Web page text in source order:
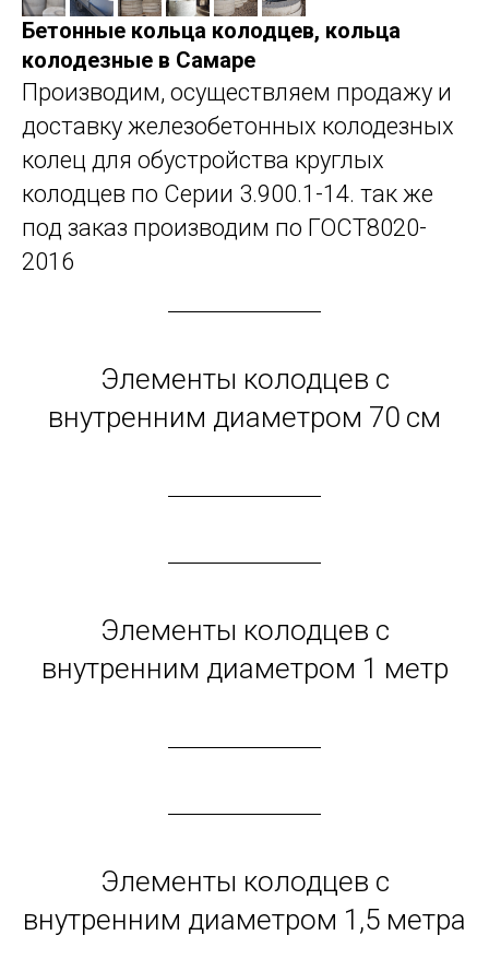
Бетонные кольца колодцев, кольца
колодезные в Самаре
Производим, осуществляем продажу и
доставку железобетонных колодезных
колец для обустройства круглых
колодцев по Серии 3.900.1-14. так же
под заказ производим по ГОСТ8020-
2016
Элементы колодцев с
внутренним диаметром 70 см
Элементы колодцев с
внутренним диаметром 1 метр
Элементы колодцев с
внутренним диаметром 1,5 метра